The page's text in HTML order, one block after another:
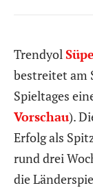
Trendyol
bestreitet am
Spieltages
Vorschau).
Erfolg als
rund drei
die